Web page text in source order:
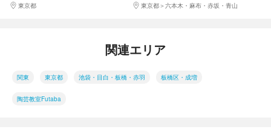
東京都
東京都
六本木・麻布・赤坂・青山
関連エリア
関東 東京都 池袋・目白・板橋・赤羽 板橋区・成増
陶芸教室Futaba